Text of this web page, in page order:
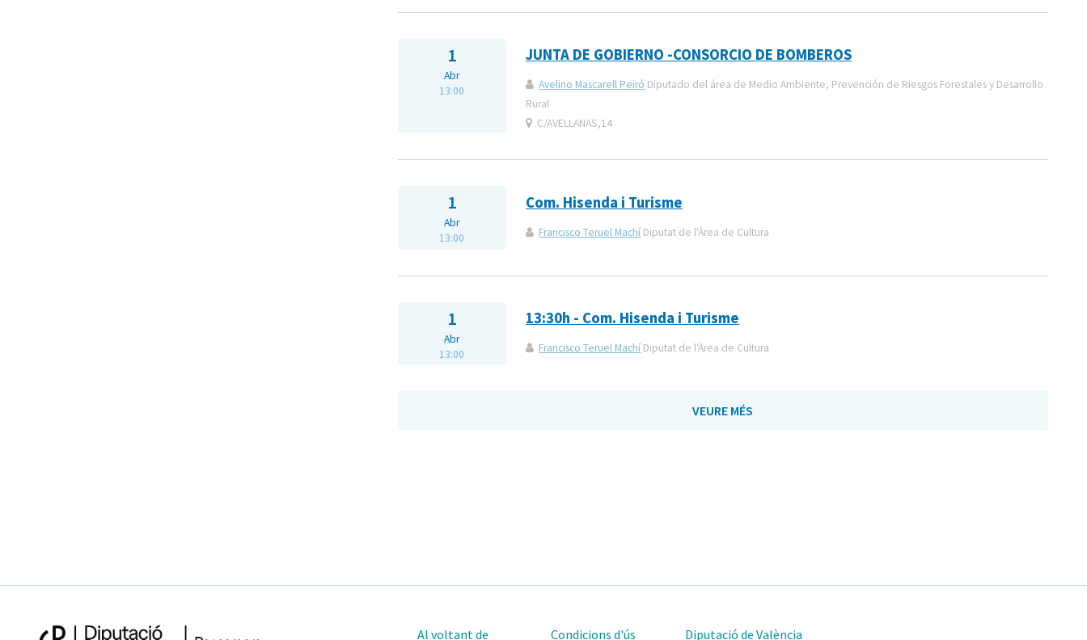
1
Abr
13:00
JUNTA DE GOBIERNO -CONSORCIO DE BOMBEROS
Avelino Mascarell Peiró Diputado del área de Medio Ambiente, Prevención de Riesgos Forestales y Desarrollo
Rural
C/AVELLANAS,14
1
Abr
13:00
Com. Hisenda i Turisme
Francisco Teruel Machí Diputat de l'Àrea de Cultura
1
Abr
13:00
13:30h - Com. Hisenda i Turisme
Francisco Teruel Machí Diputat de l'Àrea de Cultura
VEURE MÉS
Al voltant de Condicions d'ús Diputació de València